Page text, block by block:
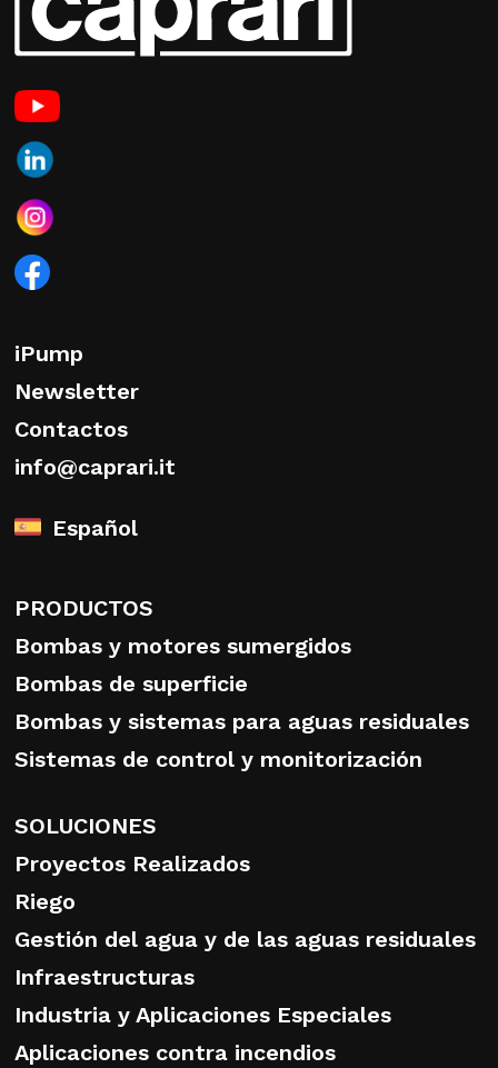
iPump
Newsletter
Contactos
info@caprari.it
Español
PRODUCTOS
Bombas y motores sumergidos
Bombas de superficie
Bombas y sistemas para aguas residuales
Sistemas de control y monitorización
SOLUCIONES
Proyectos Realizados
Riego
Gestión del agua y de las aguas residuales
Infraestructuras
Industria y Aplicaciones Especiales
Aplicaciones contra incendios